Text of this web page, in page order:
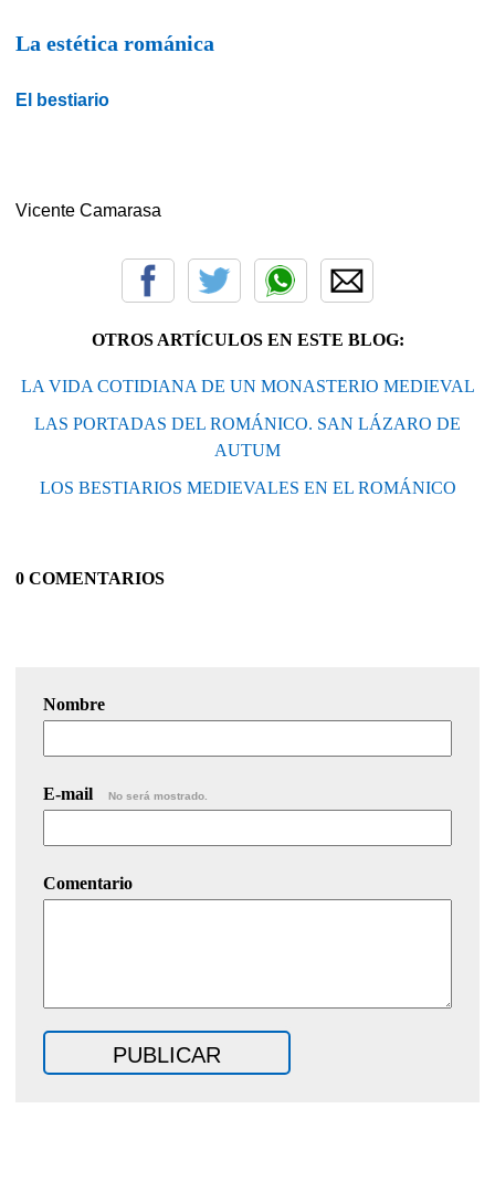
La estética románica
El bestiario
Vicente Camarasa
OTROS ARTÍCULOS EN ESTE BLOG:
LA VIDA COTIDIANA DE UN MONASTERIO MEDIEVAL
LAS PORTADAS DEL ROMÁNICO. SAN LÁZARO DE
AUTUM
LOS BESTIARIOS MEDIEVALES EN EL ROMÁNICO
0 COMENTARIOS
Nombre
E-mail No será mostrado.
Comentario